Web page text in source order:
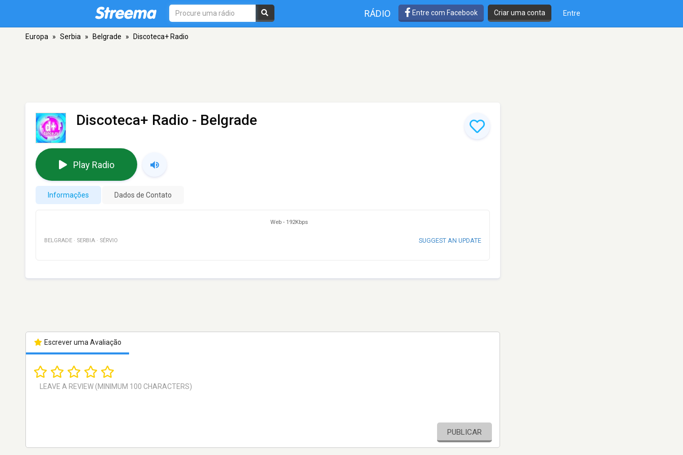
RÁDIO Entre com Facebook Criar uma conta Entre
Europa » Serbia » Belgrade » Discoteca+ Radio
Discoteca+ Radio - Belgrade
Play Radio
Informações Dados de Contato
Web - 192Kbps
BELGRADE · SERBIA · SÉRVIO SUGGEST AN UPDATE
Escrever uma Avaliação
PUBLICAR